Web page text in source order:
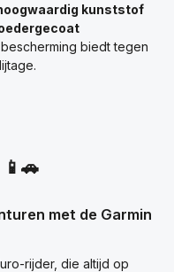
kunststof
bescherming biedt tegen
met de Garmin
rijder, die altijd op